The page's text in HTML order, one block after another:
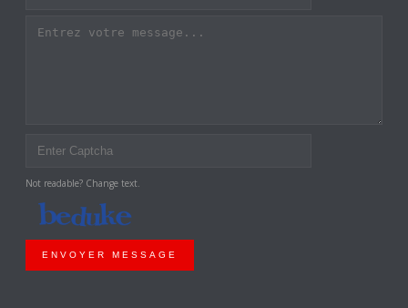
Not readable? Change text.
ENVOYER MESSAGE